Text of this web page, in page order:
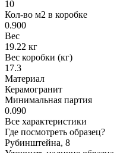
10
Кол-во м2 в коробке
0.900
Вес
19.22 кг
Вес коробки (кг)
17.3
Материал
Керамогранит
Минимальная партия
0.090
Все характеристики
Где посмотреть образец?
Рубинштейна, 8